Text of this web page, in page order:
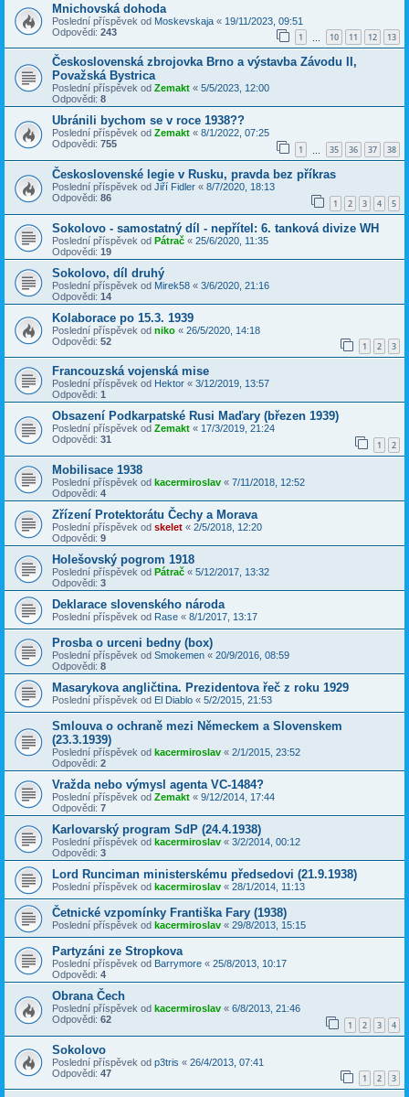
Mnichovská dohoda
Poslední příspěvek od Moskevskaja « 19/11/2023, 09:51
Odpovědi: 243 1 10 11 12 13
Československá zbrojovka Brno a výstavba Závodu II,
Považská Bystrica
Poslední příspěvek od Zemakt « 5/5/2023, 12:00
Odpovědi: 8
Ubránili bychom se v roce 1938??
Poslední příspěvek od Zemakt « 8/1/2022, 07:25
Odpovědi: 755 1 35 36 37 38
Československé legie v Rusku, pravda bez příkras
Poslední příspěvek od Jiří Fidler « 8/7/2020, 18:13
Odpovědi: 86 1 2 3 4 5
Sokolovo - samostatný díl - nepřítel: 6. tanková divize WH
Poslední příspěvek od Pátrač « 25/6/2020, 11:35
Odpovědi: 19
Sokolovo, díl druhý
Poslední příspěvek od Mirek58 « 3/6/2020, 21:16
Odpovědi: 14
Kolaborace po 15.3. 1939
Poslední příspěvek od niko « 26/5/2020, 14:18
Odpovědi: 52 1 2 3
Francouzská vojenská mise
Poslední příspěvek od Hektor « 3/12/2019, 13:57
Odpovědi: 1
Obsazení Podkarpatské Rusi Maďary (březen 1939)
Poslední příspěvek od Zemakt « 17/3/2019, 21:24
Odpovědi: 31 1 2
Mobilisace 1938
Poslední příspěvek od kacermiroslav « 7/11/2018, 12:52
Odpovědi: 4
Zřízení Protektorátu Čechy a Morava
Poslední příspěvek od skelet « 2/5/2018, 12:20
Odpovědi: 9
Holešovský pogrom 1918
Poslední příspěvek od Pátrač « 5/12/2017, 13:32
Odpovědi: 3
Deklarace slovenského národa
Poslední příspěvek od Rase « 8/1/2017, 13:17
Prosba o urceni bedny (box)
Poslední příspěvek od Smokemen « 20/9/2016, 08:59
Odpovědi: 8
Masarykova angličtina. Prezidentova řeč z roku 1929
Poslední příspěvek od El Diablo « 5/2/2015, 21:53
Smlouva o ochraně mezi Německem a Slovenskem
(23.3.1939)
Poslední příspěvek od kacermiroslav « 2/1/2015, 23:52
Odpovědi: 2
Vražda nebo výmysl agenta VC-1484?
Poslední příspěvek od Zemakt « 9/12/2014, 17:44
Odpovědi: 7
Karlovarský program SdP (24.4.1938)
Poslední příspěvek od kacermiroslav « 3/2/2014, 00:12
Odpovědi: 3
Lord Runciman ministerskému předsedovi (21.9.1938)
Poslední příspěvek od kacermiroslav « 28/1/2014, 11:13
Četnické vzpomínky Františka Fary (1938)
Poslední příspěvek od kacermiroslav « 29/8/2013, 15:15
Partyzáni ze Stropkova
Poslední příspěvek od Barrymore « 25/8/2013, 10:17
Odpovědi: 4
Obrana Čech
Poslední příspěvek od kacermiroslav « 6/8/2013, 21:46
Odpovědi: 62 1 2 3 4
Sokolovo
Poslední příspěvek od p3tris « 26/4/2013, 07:41
Odpovědi: 47 1 2 3